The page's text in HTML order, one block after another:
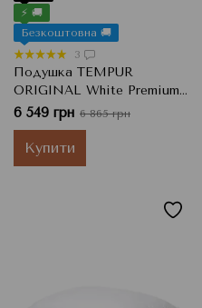
⚡ 🚚
Безкоштовна 🚚
3
Подушка TEMPUR
ORIGINAL White Premium,
Білий, S
6 549 грн 6 865 грн
Купити